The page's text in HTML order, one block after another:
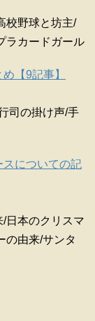
校野球と坊主/
ラカードガール
【9記事】
司の掛け声/手
スについての記
日本のクリスマ
の由来/サンタ